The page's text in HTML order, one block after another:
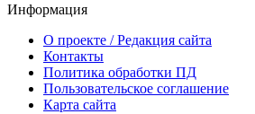
Информация
О проекте / Редакция сайта
Контакты
Политика обработки ПД
Пользовательское соглашение
Карта сайта